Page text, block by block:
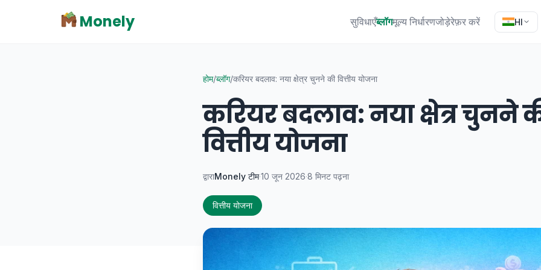
Monely सुविधाएँब्लॉगमूल्य निर्धारणजोड़ेरेफ़र करें HI
होम/ब्लॉग/करियर बदलाव: नया क्षेत्र चुनने की वित्तीय योजना
करियर बदलाव: नया क्षेत्र चुनने
वित्तीय योजना
द्वाराMonely टीम·10 जून 2026·8 मिनट पढ़ना
वित्तीय योजना